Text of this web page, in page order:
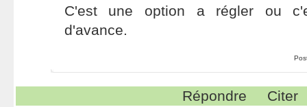
C'est une option a régler ou
d'avance.
Répondre Citer